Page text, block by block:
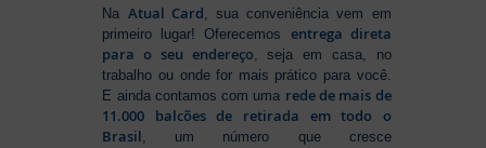
Na Atual Card, sua conveniência vem em
primeiro lugar! Oferecemos entrega direta
para o seu endereço, seja em casa, no
trabalho ou onde for mais prático para você.
E ainda contamos com uma rede de mais de
11.000 balcões de retirada em todo o
Brasil, um número que cresce